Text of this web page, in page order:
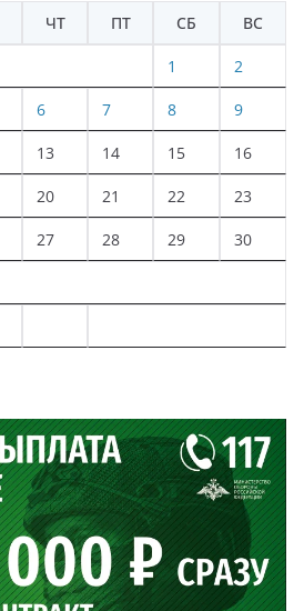
ЧТ ПТ СБ ВС
1 2
6 7 8 9
13 14 15 16
20 21 22 23
27 28 29 30